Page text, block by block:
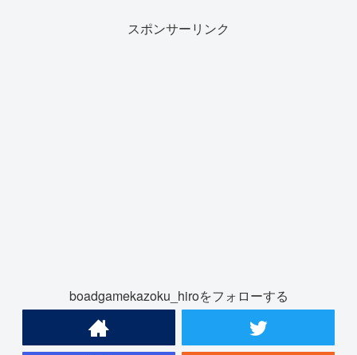
スポンサーリンク
boadgamekazoku_hiroをフォローする